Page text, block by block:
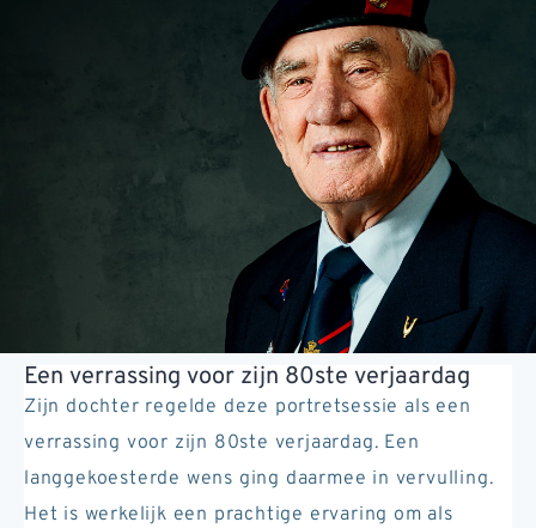
Een verrassing voor zijn 80ste verjaardag
Zijn dochter regelde deze portretsessie als een
verrassing voor zijn 80ste verjaardag. Een
langgekoesterde wens ging daarmee in vervulling.
Het is werkelijk een prachtige ervaring om als